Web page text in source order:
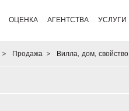
ОЦЕНКА АГЕНТСТВА УСЛУГИ
> Продажа > Вилла, дом, свойство